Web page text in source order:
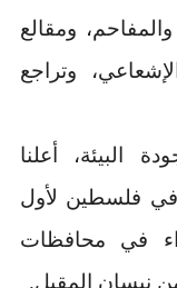
ومقالع
وتراجع
البيئة، أعلنا
في فلسطين لأول
في محافظات
نيسان المقبل.